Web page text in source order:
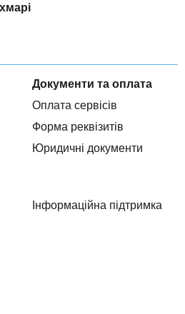
Документи та оплата
Оплата сервісів
Форма реквізитів
Юридичні документи
Інформаційна підтримка